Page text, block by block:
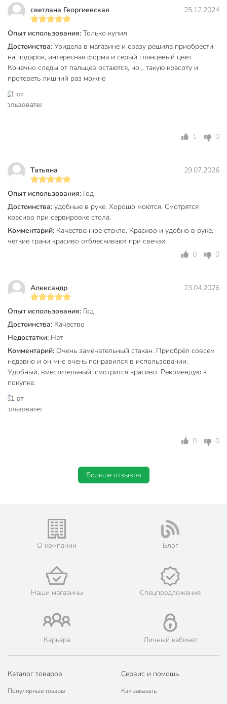
Каждый стакан рассчитан на 300 мл. Это оптимальный
объём для воды, сока, лимонада и других напитков.
Подходят ли эти стаканы для дачи или подарка?
Да, набор из 6 стаканов универсален: его часто покупают
для дачи, ежедневного использования и как стильный
подарок.
Из какого материала выполнены стаканы и какова их
форма?
современную форму "рокс" — широкий и низкий профиль,
Вы можете приобрести «Стакан 300 мл, стекло, 6 шт, Daniks,
Алмаз, графит, SW02-6» и другие товары в нашем
интернет-магазине в Смоленске по низким ценам и с
Техническая информация
Количество в наборе, шт
6 шт
Бренд
Страна производства
Тип
Коллекция
Daniks Алмаз SW
Бар
без бара
Цвет
Стиль
универсальный
Алмаз
Вес в упаковке
1.22 кг
светлана Георгиевская 25.12.2024
Опыт использования: Только купил
Достоинства: Увидела в магазине и сразу решила приобрести
на подарок, интересная форма и серый глянцевый цвет.
Конечно следы от пальцев остаются, но… такую красоту и
протереть лишний раз можно
1 0
Татьяна 29.07.2026
Опыт использования: Год
Достоинства: удобные в руке. Хорошо моются. Смотрятся
красиво при сервировке стола.
Комментарий: Качественное стекло. Красиво и удобно в руке.
четкие грани красиво отблескивают при свечах.
0
0
Aлександр 23.04.2026
Опыт использования: Год
Достоинства: Качество
Недостатки: Нет
Комментарий: Очень замечательный стакан. Приобрёл совсем
недавно и он мне очень понравился в использовании.
Удобный, вместительный, смотрится красиво. Рекомендую к
покупке.
0 0
Больше отзывов
О компании Блог
Наши магазины Спецпредложения
Карьера Личный кабинет
Каталог товаров
Популярные товары
Сервис и помощь
Как заказать